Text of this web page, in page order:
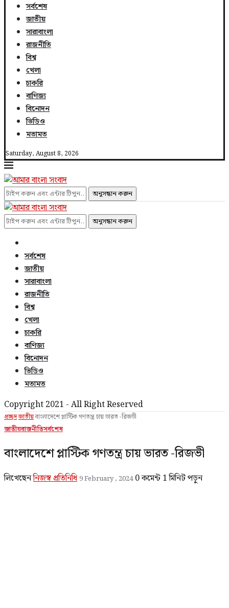
সর্বশেষ
জাতীয়
সারাবাংলা
রাজনীতি
বিশ্ব
খেলা
চাকরি
বাণিজ্য
বিনোদন
ভিডিও
মতামত
Saturday, August 8, 2026
অনুসন্ধান করুন
অনুসন্ধান করুন
সর্বশেষ
জাতীয়
সারাবাংলা
রাজনীতি
বিশ্ব
খেলা
চাকরি
বাণিজ্য
বিনোদন
ভিডিও
মতামত
Copyright 2021 - All Right Reserved
প্রচ্ছদজাতীয়বাংলাদেশে প্লাস্টিক গণতন্ত্র চায় ভারত -রিজভী
জাতীয়রাজনীতিসর্বশেষ
বাংলাদেশে প্লাস্টিক গণতন্ত্র চায় ভারত -রিজভী
লিখেছেননিজস্ব প্রতিনিধি9 February , 2024 0 কমেন্ট 1 মিনিট পড়ুন